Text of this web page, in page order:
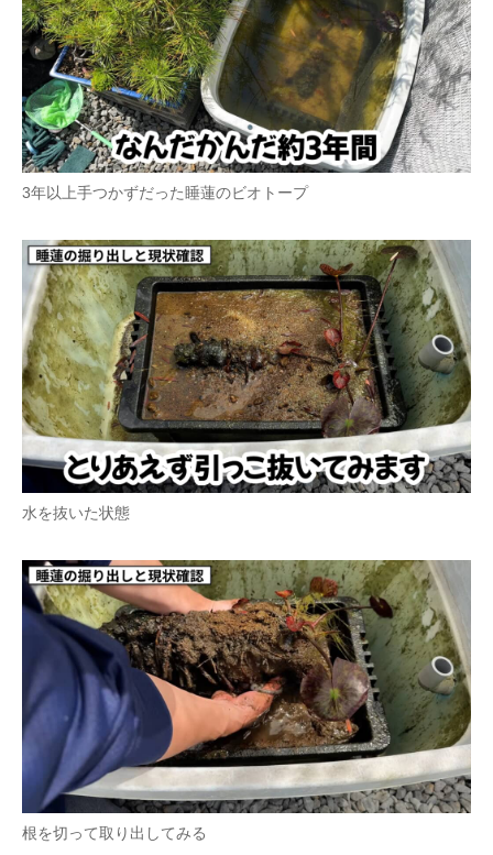
3年以上手つかずだった睡蓮のビオトープ
水を抜いた状態
根を切って取り出してみる